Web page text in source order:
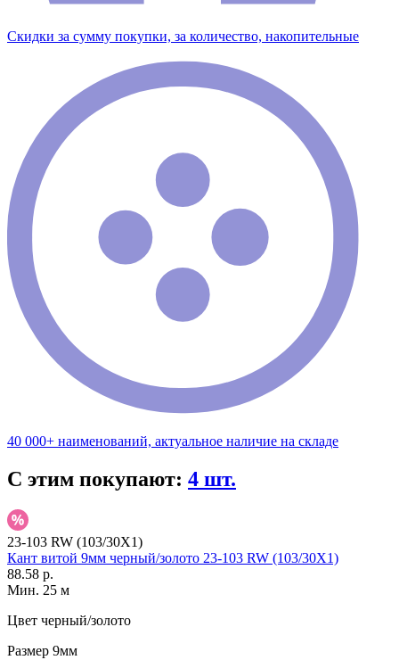
Скидки за сумму покупки, за количество, накопительные
40 000+ наименований, актуальное наличие на складе
С этим покупают: 4 шт.
23-103 RW (103/30X1)
Кант витой 9мм черный/золото 23-103 RW (103/30X1)
88.58 р.
Мин. 25 м
Цвет черный/золото
Размер 9мм